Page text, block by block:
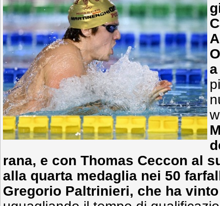
rana, e con Thomas Ceccon al
alla quarta medaglia nei 50
Gregorio Paltrinieri, che ha vinto